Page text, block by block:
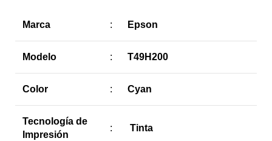
Marca : Epson
Modelo : T49H200
Color : Cyan
Tecnología de
Impresión
: Tinta